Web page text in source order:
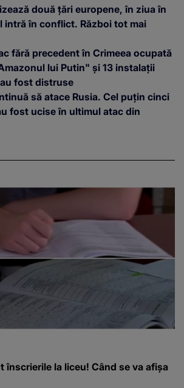
două țări europene, în ziua în
intră în conflict. Război tot mai
fără precedent în Crimeea ocupată
lui Putin" și 13 instalații
fost distruse
să atace Rusia. Cel puțin cinci
fost ucise în ultimul atac din
înscrierile la liceu! Când se va afișa